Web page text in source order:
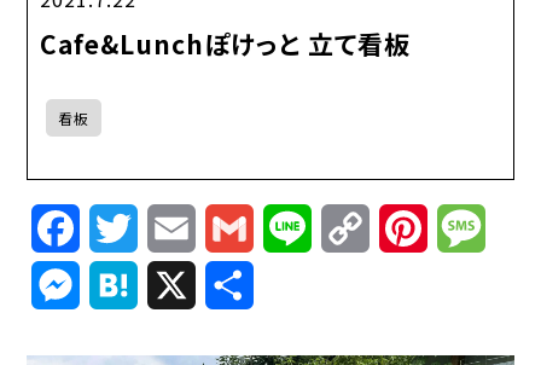
Cafe&Lunchぽけっと 立て看板
看板
FacebookTwitterEmail Gmail Line
Copy
Link
Pinterest
Messenger
Hatena